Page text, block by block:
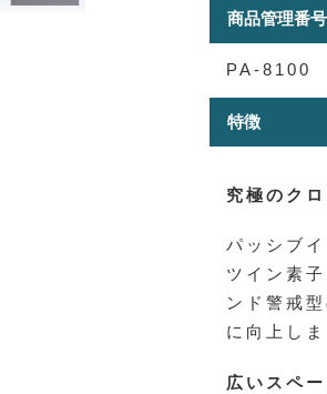
商品管理番号
PA-8100
特徴
究極のク
パッシブ
ツイン素
ンド警戒
に向上しま
広いスペ